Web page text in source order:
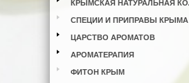
КРЫМСКАЯ НАТУРАЛЬНАЯ
СПЕЦИИ И ПРИПРАВЫ КРЫМА
ЦАРСТВО АРОМАТОВ
АРОМАТЕРАПИЯ
ФИТОН КРЫМ